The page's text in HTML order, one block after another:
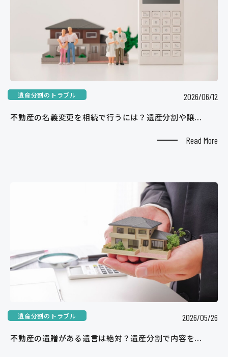
遺産分割のトラブル 2026/06/12
不動産の名義変更を相続で行うには？遺産分割や譲...
Read More
遺産分割のトラブル 2026/05/26
不動産の遺贈がある遺言は絶対？遺産分割で内容を...